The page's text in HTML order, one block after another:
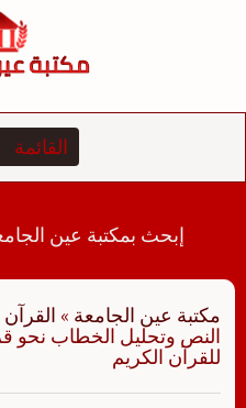
إبحث بمكتبة عين الجامعة
مكتبة عين الجامعة » القرآن
النص وتحليل الخطاب نحو
للقرآن الكريم